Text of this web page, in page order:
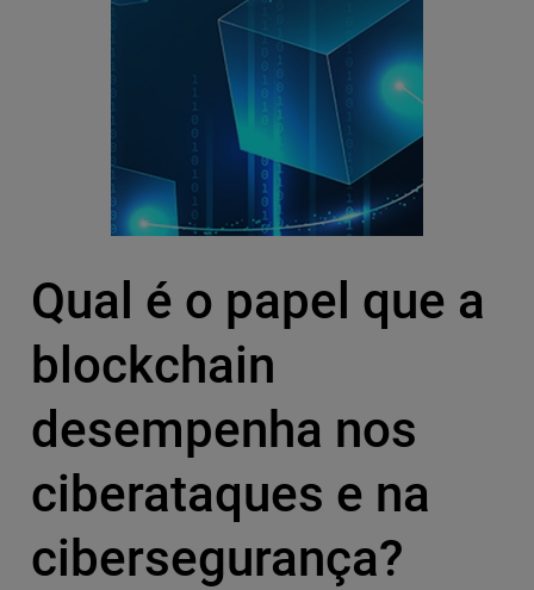
Qual é o papel que a
blockchain
desempenha nos
ciberataques e na
cibersegurança?